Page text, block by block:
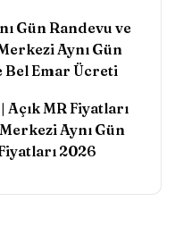
Gün Randevu ve
Aynı Gün
Bel Emar Ücreti
MR Fiyatları
Aynı Gün
2026